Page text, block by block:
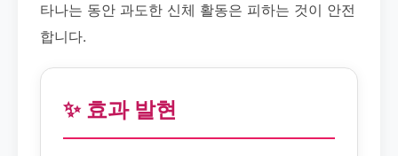
타나는 동안 과도한 신체 활동은 피하는 것이 안전
합니다.
✨ 효과 발현